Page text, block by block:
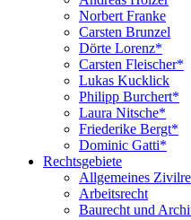
Norbert Franke
Carsten Brunzel
Dörte Lorenz*
Carsten Fleischer*
Lukas Kucklick
Philipp Burchert*
Laura Nitsche*
Friederike Bergt*
Dominic Gatti*
Rechtsgebiete
Allgemeines
Arbeitsrecht
Baurecht und